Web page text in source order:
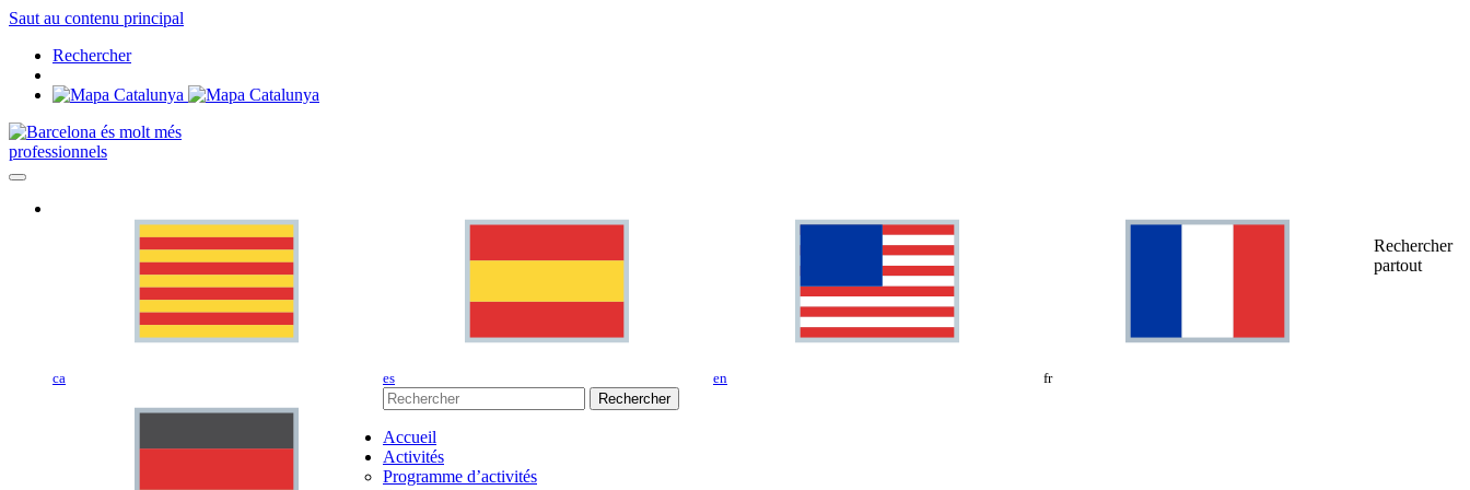
Saut au contenu principal
Rechercher
professionnels
ca es en fr
Rechercher
partout
Rechercher
Accueil
Activités
Programme d’activités